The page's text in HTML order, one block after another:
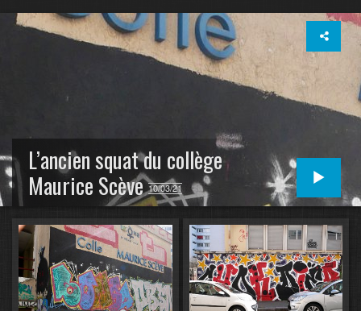
L’ancien squat du collège
Maurice Scève10/03/21